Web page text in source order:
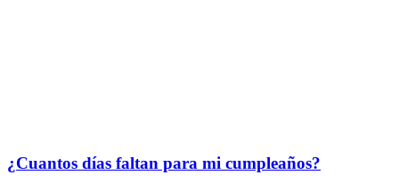
¿Cuantos días faltan para mi cumpleaños?